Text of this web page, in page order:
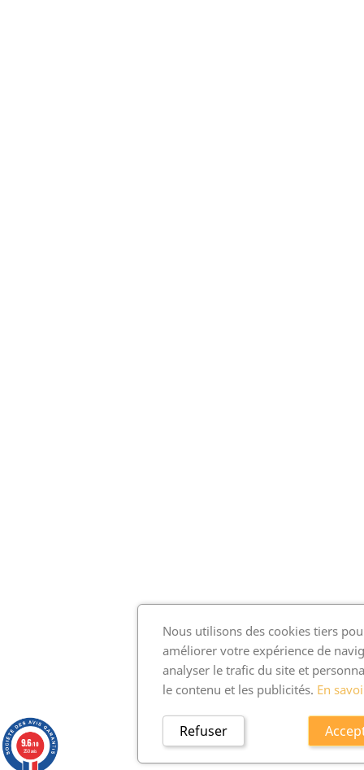
Nous utilisons des cookies tiers
améliorer votre expérience de
analyser le trafic du site et
le contenu et les publicités. En
Refuser
9.6/10
250 avis